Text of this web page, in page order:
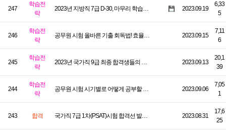
247
학습전
략
2023년 지방직 7급 D-30, 마무리 학습전략 2023.09.19
6,33
5
246
학습전
략
공무원 시험 올바른 기출 회독법! 효율적으로 문제 수 줄이는 방법 살펴보기! 2023.09.15
7,11
6
245
학습전
략
2023년 국가직 9급 최종 합격생들의 특징. (수험기간, 공부시간, 회독수) 2023.09.13
20,1
39
244
학습전
략
공무원 시험 시기별로 어떻게 공부할 지 모르겠다면? 합격생의 학습법 참고하세요! 2023.09.06
7,05
1
243 합격 국가직 7급 1차(PSAT)시험 합격선 발표! 일반행정 86.66점 2023.08.31
17,6
25